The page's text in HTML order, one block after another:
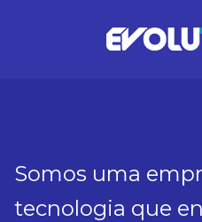
Somos uma
tecnologia que